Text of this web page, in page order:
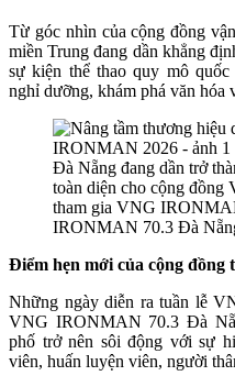
Từ góc nhìn của cộng đồng
miền Trung đang dần khẳng
sự kiện thể thao quy mô
nghỉ dưỡng, khám phá văn hóa
Đà Nẵng đang dần trở
toàn diện cho cộng
tham gia VNG
IRONMAN 70.3 Đà
Điểm hẹn mới của cộng đồng
Những ngày diễn ra tuần lễ
VNG IRONMAN 70.3 Đà
phố trở nên sôi động với sự
viên, huấn luyện viên, người